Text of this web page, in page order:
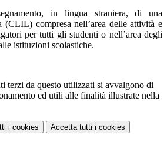
in lingua straniera, di una
(CLIL) compresa nell’area delle attività e
per tutti gli studenti o nell’area degli
istituzioni scolastiche.
terzi da questo utilizzati si avvalgono di
ed utili alle finalità illustrate nella
i cookies Accetta tutti i cookies